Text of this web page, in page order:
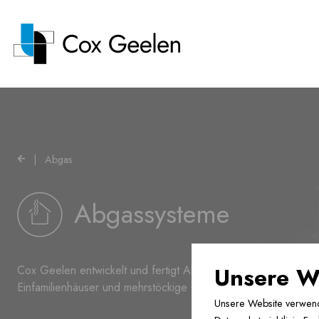
Fussbodenheizung ›
| Abgas
Abgassysteme
Cox Geelen entwickelt und fertigt Abgassysteme für Neubau
Einfamilienhäuser und mehrstöckige Gebäude.Unsere
Unsere Website